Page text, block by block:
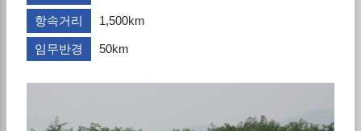
항속거리 1,500km
임무반경 50km